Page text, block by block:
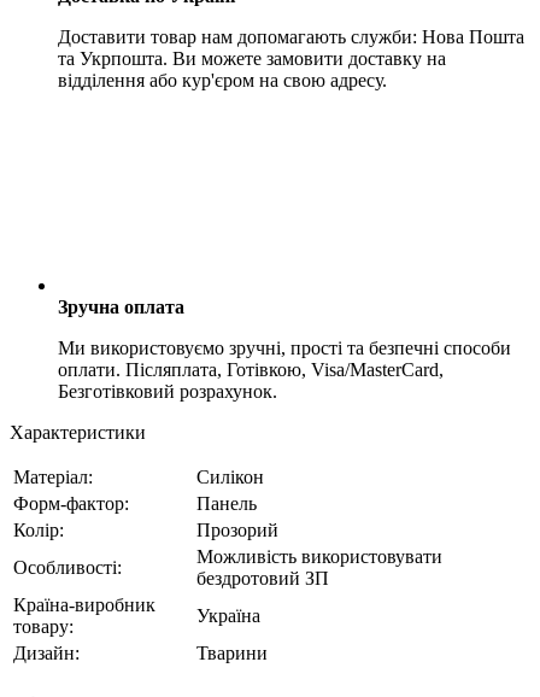
Доставити товар нам допомагають служби: Нова Пошта
та Укрпошта. Ви можете замовити доставку на
відділення або кур'єром на свою адресу.
Зручна оплата
Ми використовуємо зручні, прості та безпечні способи
оплати. Післяплата, Готівкою, Visa/MasterCard,
Безготівковий розрахунок.
Характеристики
Матеріал:
Силікон
Форм-фактор:
Панель
Колір:
Прозорий
Особливості:
Можливість використовувати
бездротовий ЗП
Країна-виробник
товару:
Україна
Дизайн:
Тварини